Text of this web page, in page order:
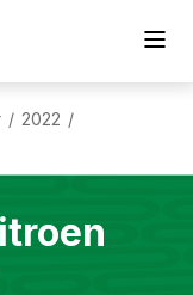
/ 2022 /